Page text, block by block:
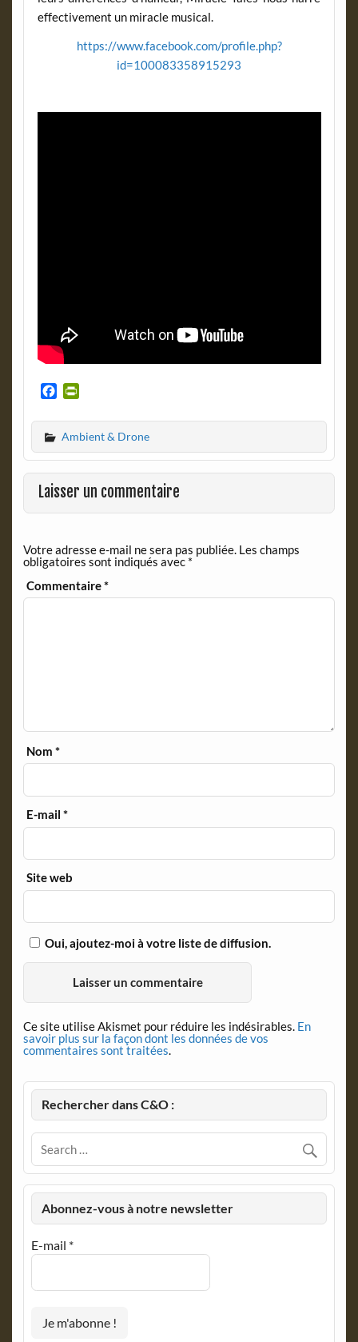
effectivement un miracle musical.
https://www.facebook.com/profile.php?
id=100083358915293
c
e
b
o
o
k
i
n
t
F
r
e
d
l
y
Ambient & Drone
Laisser un commentaire
Votre adresse e-mail ne sera pas publiée. Les champs
obligatoires sont indiqués avec *
Commentaire*
Nom*
E-mail*
Site web
Oui, ajoutez-moi à votre liste de diffusion.
Ce site utilise Akismet pour réduire les indésirables. En
savoir plus sur la façon dont les données de vos
commentaires sont traitées.
Rechercher dans C&O :
Abonnez-vous à notre newsletter
E-mail *